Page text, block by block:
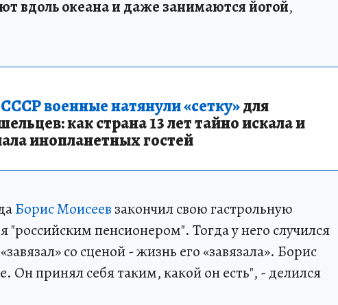
вдоль океана и даже занимаются йогой,
военные натянули «сетку»для
как страна 13 лет тайно искала и
инопланетных гостей
Борис Моисеев закончил свою гастрольную
"российским пенсионером". Тогда у него случился
со сценой - жизнь его «завязала». Борис
Он принял себя таким, какой он есть", - делился